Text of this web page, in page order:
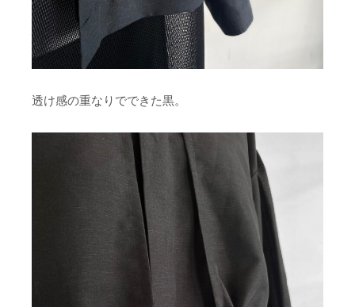
透け感の重なりでできた黒。